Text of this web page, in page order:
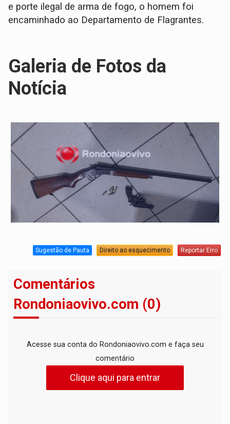
e porte ilegal de arma de fogo, o homem foi
encaminhado ao Departamento de Flagrantes.
Galeria de Fotos da
Notícia
Sugestão de Pauta Direito ao esquecimento Reportar Erro
Comentários
Rondoniaovivo.com (0)
Acesse sua conta do Rondoniaovivo.com e faça seu
comentário
Clique aqui para entrar